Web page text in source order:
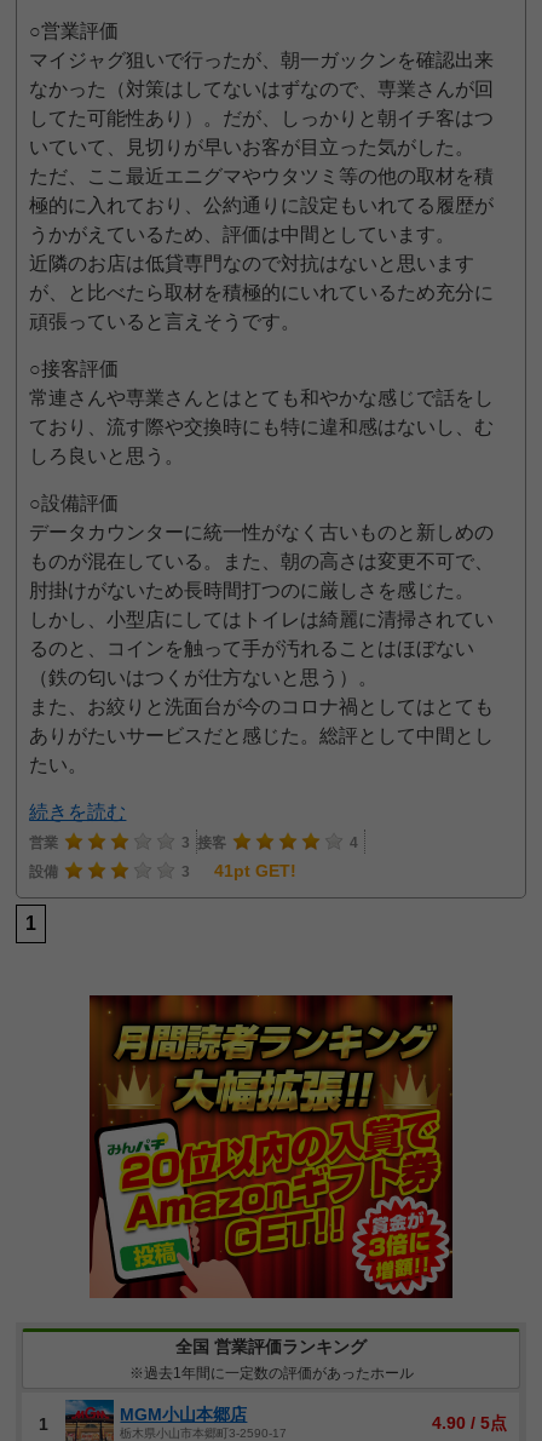
○営業評価
マイジャグ狙いで行ったが、朝一ガックンを確認出来
なかった（対策はしてないはずなので、専業さんが回
してた可能性あり）。だが、しっかりと朝イチ客はつ
いていて、見切りが早いお客が目立った気がした。
ただ、ここ最近エニグマやウタツミ等の他の取材を積
極的に入れており、公約通りに設定もいれてる履歴が
うかがえているため、評価は中間としています。
近隣のお店は低貸専門なので対抗はないと思います
が、と比べたら取材を積極的にいれているため充分に
頑張っていると言えそうです。
○接客評価
常連さんや専業さんとはとても和やかな感じで話をし
ており、流す際や交換時にも特に違和感はないし、む
しろ良いと思う。
○設備評価
データカウンターに統一性がなく古いものと新しめの
ものが混在している。また、朝の高さは変更不可で、
肘掛けがないため長時間打つのに厳しさを感じた。
しかし、小型店にしてはトイレは綺麗に清掃されてい
るのと、コインを触って手が汚れることはほぼない
（鉄の匂いはつくが仕方ないと思う）。
また、お絞りと洗面台が今のコロナ禍としてはとても
ありがたいサービスだと感じた。総評として中間とし
たい。
続きを読む
営業 3 接客
4
設備
3 41pt GET!
1
全国 営業評価ランキング
※過去1年間に一定数の評価があったホール
1 MGM小山本郷店
栃木県小山市本郷町3-2590-17
4.90 / 5点